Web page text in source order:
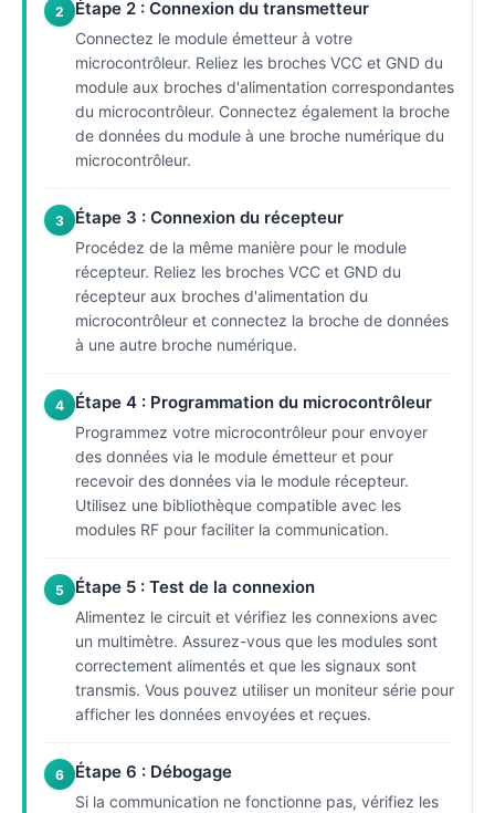
2 Étape 2 : Connexion du transmetteur
Connectez le module émetteur à votre
microcontrôleur. Reliez les broches VCC et GND du
module aux broches d'alimentation correspondantes
du microcontrôleur. Connectez également la broche
de données du module à une broche numérique du
microcontrôleur.
3 Étape 3 : Connexion du récepteur
Procédez de la même manière pour le module
récepteur. Reliez les broches VCC et GND du
récepteur aux broches d'alimentation du
microcontrôleur et connectez la broche de données
à une autre broche numérique.
4 Étape 4 : Programmation du microcontrôleur
Programmez votre microcontrôleur pour envoyer
des données via le module émetteur et pour
recevoir des données via le module récepteur.
Utilisez une bibliothèque compatible avec les
modules RF pour faciliter la communication.
5 Étape 5 : Test de la connexion
Alimentez le circuit et vérifiez les connexions avec
un multimètre. Assurez-vous que les modules sont
correctement alimentés et que les signaux sont
transmis. Vous pouvez utiliser un moniteur série pour
afficher les données envoyées et reçues.
6 Étape 6 : Débogage
Si la communication ne fonctionne pas, vérifiez les